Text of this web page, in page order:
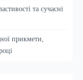
та сучасні
прикмети,